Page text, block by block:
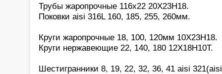
Трубы жаропрочные 116х22 20Х23Н18.
Поковки aisi 316L 160, 185, 255, 260мм.
Круги жаропрочные 18, 100, 120мм 10Х23Н18.
Круги нержавеющие 22, 140, 180 12Х18Н10Т.
Шестигранники 8, 19, 22, 32, 36, 41 aisi